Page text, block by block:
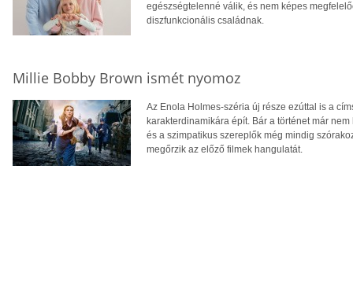
egészségtelenné válik, és nem képes
diszfunkcionális családnak.
Millie Bobby Brown ismét nyomoz
Az Enola Holmes-széria új része ezúttal is a
karakterdinamikára épít. Bár a történet már
és a szimpatikus szereplők még mindig
megőrzik az előző filmek hangulatát.